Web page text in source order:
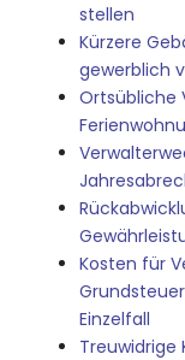
stellen
Kürzere
gewerblich
Ortsübliche
Kosten für
Einzelfall
Treuwidrige